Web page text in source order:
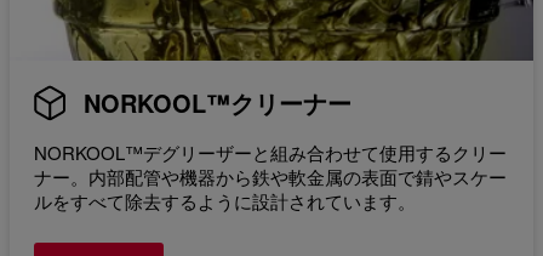
NORKOOL™クリーナー
NORKOOL™デグリーザーと組み合わせて使用するクリー
ナー。内部配管や機器から鉄や軟金属の表面で錆やスケー
ルをすべて除去するように設計されています。